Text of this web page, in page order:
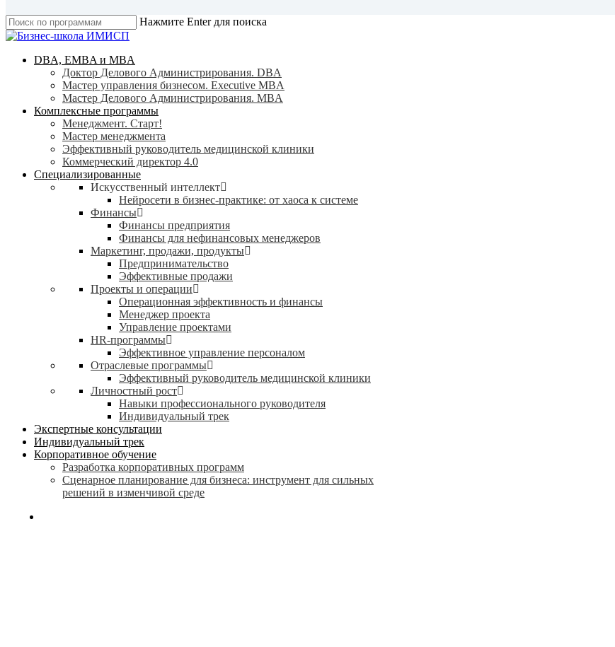
Нажмите Enter для поиска
Close
search
Menu
DBA, EMBA и MBA
Доктор Делового Администрирования. DBA
Мастер управления бизнесом. Executive MBA
Мастер Делового Администрирования. MBA
Комплексные программы
Менеджмент. Старт!
Мастер менеджмента
Эффективный руководитель медицинской клиники
Коммерческий директор 4.0
Специализированные
Искусственный интеллект
Нейросети в бизнес-практике: от хаоса к системе
Финансы
Финансы предприятия
Финансы для нефинансовых менеджеров
Маркетинг, продажи, продукты
Предпринимательство
Эффективные продажи
Проекты и операции
Операционная эффективность и финансы
Менеджер проекта
Управление проектами
HR-программы
Эффективное управление персоналом
Отраслевые программы
Эффективный руководитель медицинской клиники
Личностный рост
Навыки профессионального руководителя
Индивидуальный трек
Экспертные консультации
Индивидуальный трек
Корпоративное обучение
Разработка корпоративных программ
Сценарное планирование для бизнеса: инструмент для сильных
решений в изменчивой среде